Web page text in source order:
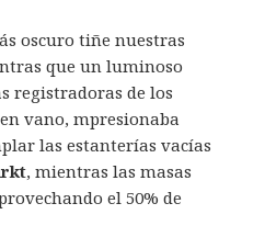
oscuro tiñe nuestras
que un luminoso
registradoras de los
vano, mpresionaba
las estanterías vacías
, mientras las masas
el 50% de